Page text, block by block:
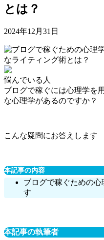
とは？
2024年12月31日
悩んでいる人
ブログで稼ぐには心理学を
な心理学があるのですか？
こんな疑問にお答えします
本記事の内容
ブログで稼ぐための
す
本記事の執筆者